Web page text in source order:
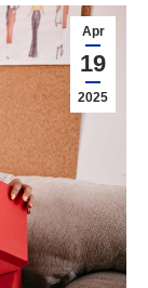
Apr
19
2025